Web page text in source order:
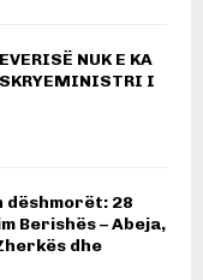
NUK E KA
I
dëshmorët: 28
Berishës – Abeja,
dhe